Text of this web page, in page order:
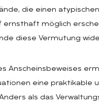
die einen atypischen
ernsthaft möglich
diese Vermutung
Anscheinsbeweises
eine praktikable
als das